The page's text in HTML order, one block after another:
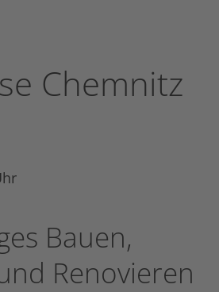
Chemnitz
Bauen,
Renovieren